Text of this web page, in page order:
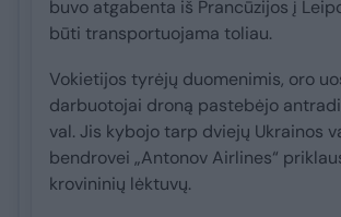
buvo atgabenta iš Prancūzijos į
būti transportuojama toliau.
Vokietijos tyrėjų duomenimis, oro
darbuotojai droną pastebėjo
val. Jis kybojo tarp dviejų Ukrainos
bendrovei „Antonov Airlines“
krovininių lėktuvų.